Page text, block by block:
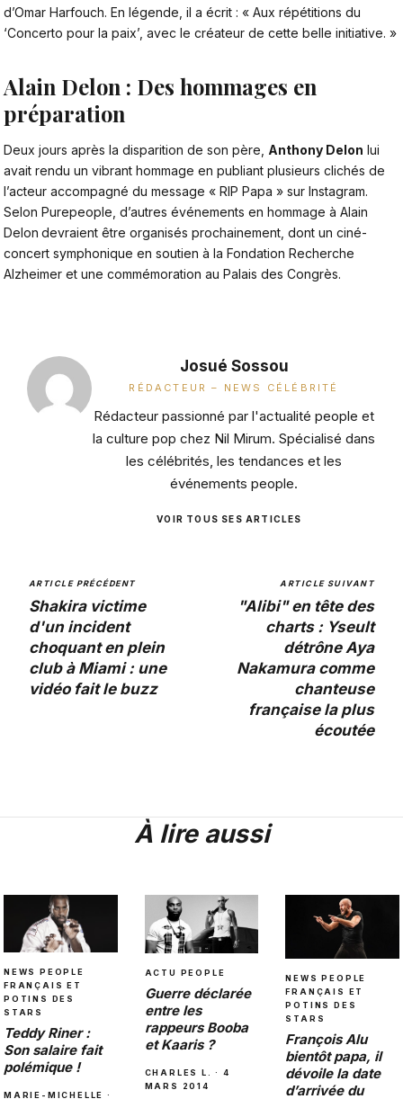
d’Omar Harfouch. En légende, il a écrit : « Aux répétitions du
‘Concerto pour la paix’, avec le créateur de cette belle initiative. »
Alain Delon : Des hommages en
préparation
Deux jours après la disparition de son père, Anthony Delon lui
avait rendu un vibrant hommage en publiant plusieurs clichés de
l’acteur accompagné du message « RIP Papa » sur Instagram.
Selon Purepeople , d’autres événements en hommage à Alain
Delon devraient être organisés prochainement, dont un ciné-
concert symphonique en soutien à la Fondation Recherche
Alzheimer et une commémoration au Palais des Congrès.
Josué Sossou
RÉDACTEUR – NEWS CÉLÉBRITÉ
Rédacteur passionné par l'actualité people et
la culture pop chez Nil Mirum. Spécialisé dans
les célébrités, les tendances et les
événements people.
VOIR TOUS SES ARTICLES
ARTICLE PRÉCÉDENT
Shakira victime
d'un incident
choquant en plein
club à Miami : une
vidéo fait le buzz
ARTICLE SUIVANT
"Alibi" en tête des
charts : Yseult
détrône Aya
Nakamura comme
chanteuse
française la plus
écoutée
À lire aussi
NEWS PEOPLE
FRANÇAIS ET
POTINS DES
STARS
Teddy Riner :
Son salaire fait
polémique !
MARIE-MICHELLE ·
ACTU PEOPLE
Guerre déclarée
entre les
rappeurs Booba
et Kaaris ?
CHARLES L. · 4
MARS 2014
NEWS PEOPLE
FRANÇAIS ET
POTINS DES
STARS
François Alu
bientôt papa, il
dévoile la date
d’arrivée du